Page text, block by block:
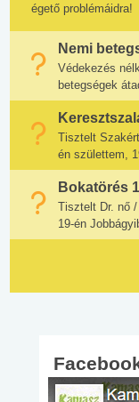
égető problémáidra!
Nemi
Védekezés
betegségek
Tisztelt
én születtem,
Bokatörés
Tisztelt Dr. nő
19-én